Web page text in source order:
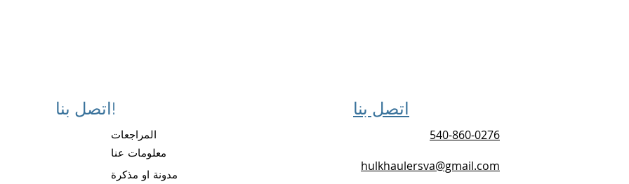
اتصل بنا! اتصل بنا
المراجعات
معلومات عنا
مدونة او مذكرة
540-860-0276
hulkhaulersva@gmail.com